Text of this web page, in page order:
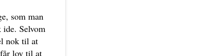
som man
ide. Selvom
nok til at
lov til at